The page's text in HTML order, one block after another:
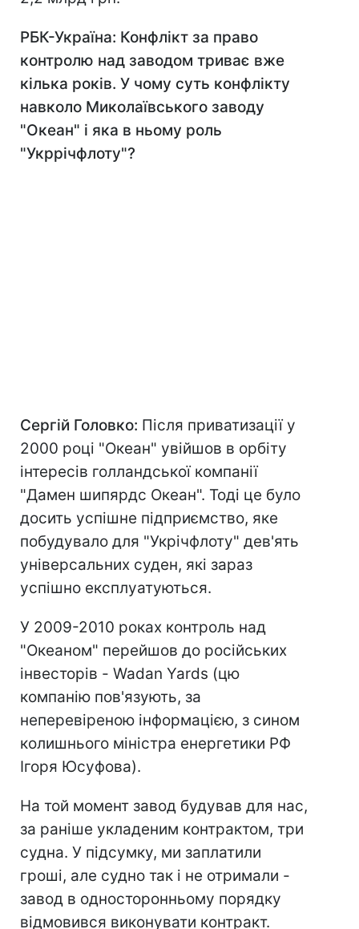
РБК-Україна: Конфлікт за право
контролю над заводом триває вже
кілька років. У чому суть конфлікту
навколо Миколаївського заводу
"Океан" і яка в ньому роль
"Укррічфлоту"?
Сергій Головко: Після приватизації у
2000 році "Океан" увійшов в орбіту
інтересів голландської компанії
"Дамен шипярдс Океан". Тоді це було
досить успішне підприємство, яке
побудувало для "Укрічфлоту" дев'ять
універсальних суден, які зараз
успішно експлуатуються.
У 2009-2010 роках контроль над
"Океаном" перейшов до російських
інвесторів - Wadan Yards (цю
компанію пов'язують, за
неперевіреною інформацією, з сином
колишнього міністра енергетики РФ
Ігоря Юсуфова).
На той момент завод будував для нас,
за раніше укладеним контрактом, три
судна. У підсумку, ми заплатили
гроші, але судно так і не отримали -
завод в односторонньому порядку
відмовився виконувати контракт.